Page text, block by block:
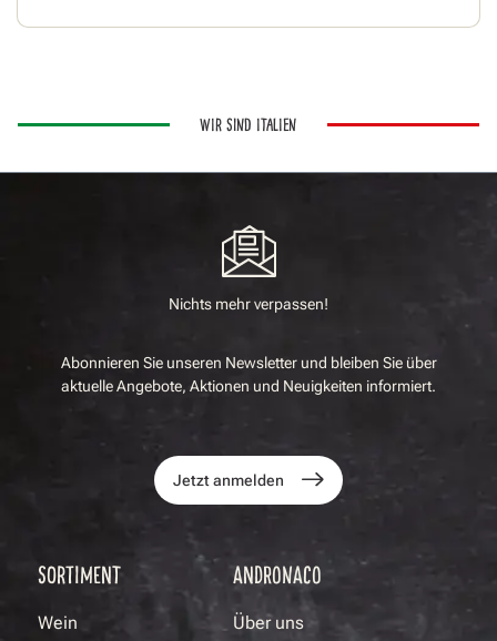
WIR SIND ITALIEN
Nichts mehr verpassen!
Abonnieren Sie unseren Newsletter und bleiben Sie über
aktuelle Angebote, Aktionen und Neuigkeiten informiert.
Jetzt anmelden
SORTIMENT
Wein
ANDRONACO
Über uns